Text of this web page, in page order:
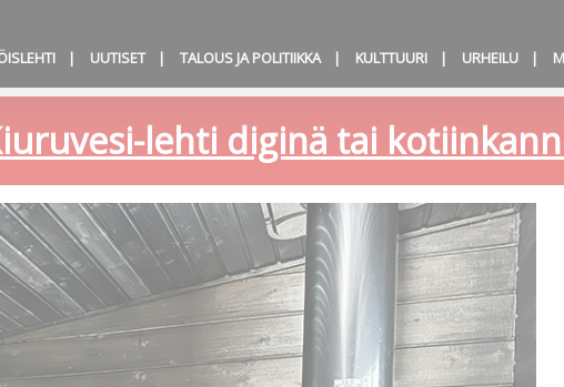
UUTISET TALOUS JA POLITIIKKA KULTTUURI URHEILU
lehti diginä tai